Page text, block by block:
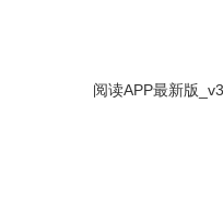
阅读APP最新版